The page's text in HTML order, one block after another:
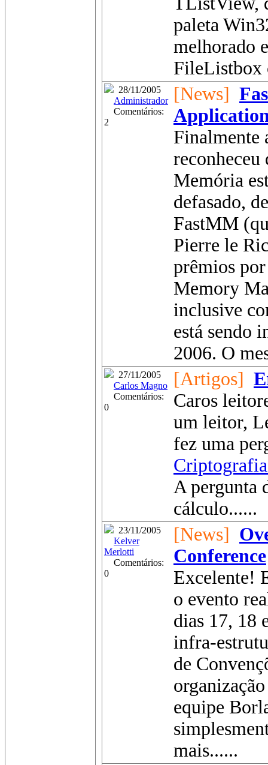
paleta
melhorado
FileListbox
28/11/2005
Administrador
Comentários:
2
[News]
Finalmente
reconheceu
Memória
defasado,
FastMM
Pierre le
prêmios
Memory
inclusive
está sendo
2006. O
27/11/2005
Carlos Magno
Comentários:
0
[Artigos]
Caros
um leitor,
fez uma
A pergunta
cálculo......
23/11/2005
Kelver
Merlotti
Comentários:
0
[News]
Conference
Excelente!
o evento
dias 17, 18
infra-
de
equipe
mais......